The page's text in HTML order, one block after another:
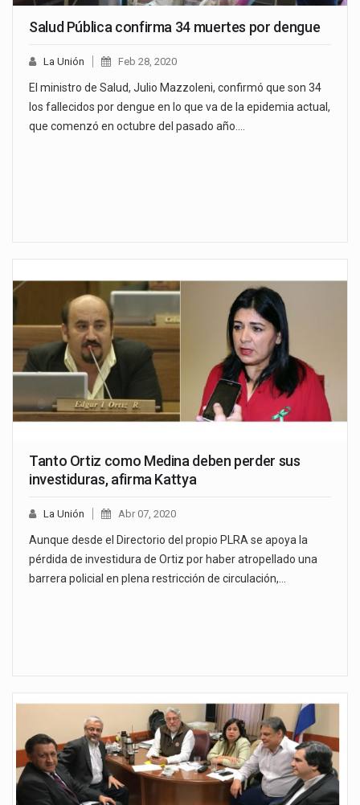
Salud Pública confirma 34 muertes por dengue
La Unión Feb 28, 2020
El ministro de Salud, Julio Mazzoleni, confirmó que son 34
los fallecidos por dengue en lo que va de la epidemia actual,
que comenzó en octubre del pasado año.…
Tanto Ortiz como Medina deben perder sus
investiduras, afirma Kattya
La Unión Abr 07, 2020
Aunque desde el Directorio del propio PLRA se apoya la
pérdida de investidura de Ortiz por haber atropellado una
barrera policial en plena restricción de circulación,…